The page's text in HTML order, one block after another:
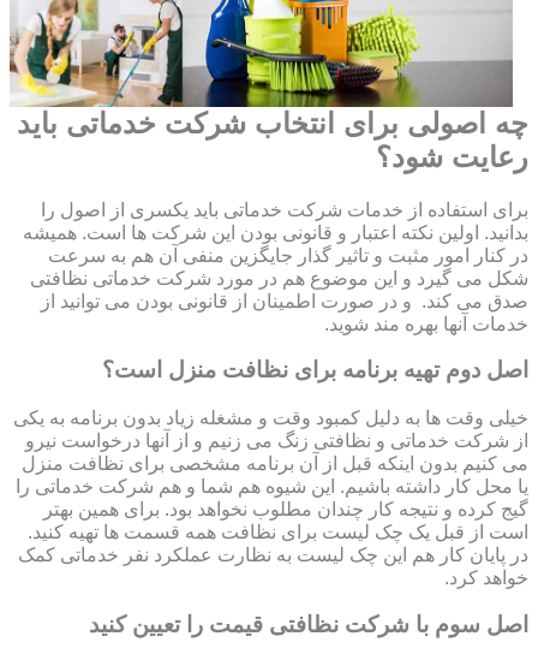
چه اصولی برای انتخاب شرکت خدماتی باید
رعایت شود؟
برای استفاده از خدمات شرکت خدماتی باید یکسری از اصول را
بدانید. اولین نکته اعتبار و قانونی بودن این شرکت ها است. همیشه
در کنار امور مثبت و تاثیر گذار جایگزین منفی آن هم به سرعت
شکل می گیرد و این موضوع هم در مورد شرکت خدماتی نظافتی
صدق می کند. و در صورت اطمینان از قانونی بودن می توانید از
خدمات آنها بهره مند شوید.
اصل دوم تهیه برنامه برای نظافت منزل است؟
خیلی وقت ها به دلیل کمبود وقت و مشغله زیاد بدون برنامه به یکی
از شرکت خدماتی و نظافتی زنگ می زنیم و از آنها درخواست نیرو
می کنیم بدون اینکه قبل از آن برنامه مشخصی برای نظافت منزل
یا محل کار داشته باشیم. این شیوه هم شما و هم شرکت خدماتی را
گیج کرده و نتیجه کار چندان مطلوب نخواهد بود. برای همین بهتر
است از قبل یک چک لیست برای نظافت همه قسمت ها تهیه کنید.
در پایان کار هم این چک لیست به نظارت عملکرد نفر خدماتی کمک
خواهد کرد.
اصل سوم با شرکت نظافتی قیمت را تعیین کنید